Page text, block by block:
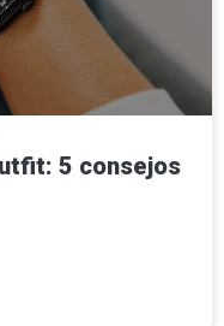
5 consejos